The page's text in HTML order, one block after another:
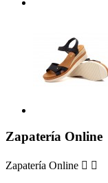
Zapatería Online
Zapatería Online  